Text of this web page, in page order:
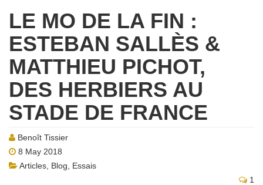
LE MO DE LA FIN :
ESTEBAN SALLÈS &
MATTHIEU PICHOT,
DES HERBIERS AU
STADE DE FRANCE
Benoît Tissier
8 May 2018
Articles Blog
Essais
1